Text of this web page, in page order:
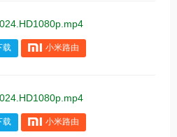
载 小米路由
载 小米路由